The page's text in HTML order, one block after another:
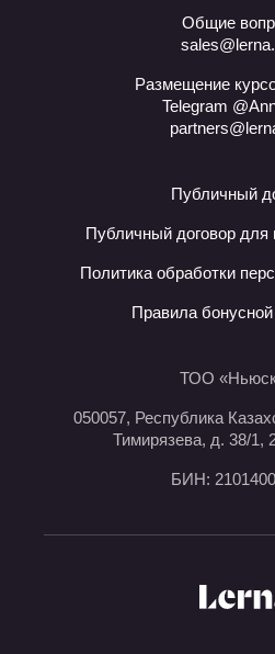
Общие
Размещение
Telegram
Публичный
Публичный договор для
Политика обработки
Правила
ТОО
050057, Республика
Тимирязева, д. 38/1,
БИН: